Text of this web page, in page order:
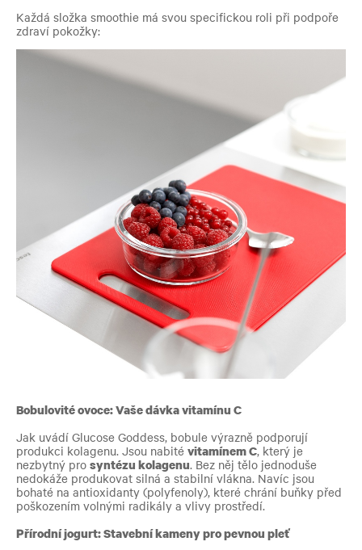
Každá složka smoothie má svou specifickou roli při podpoře
zdraví pokožky:
Bobulovité ovoce: Vaše dávka vitamínu C
Jak uvádí Glucose Goddess, bobule výrazně podporují
produkci kolagenu. Jsou nabité vitamínem C, který je
nezbytný pro syntézu kolagenu. Bez něj tělo jednoduše
nedokáže produkovat silná a stabilní vlákna. Navíc jsou
bohaté na antioxidanty (polyfenoly), které chrání buňky před
poškozením volnými radikály a vlivy prostředí.
Přírodní jogurt: Stavební kameny pro pevnou pleť